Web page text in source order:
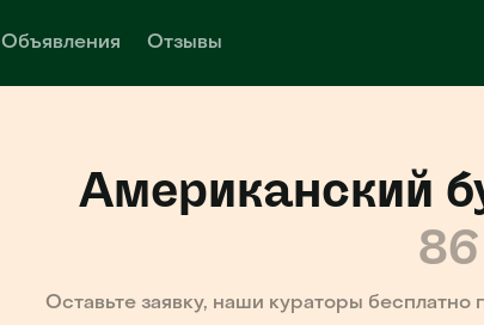
Объявления Отзывы
Американский
86
Оставьте заявку, наши кураторы